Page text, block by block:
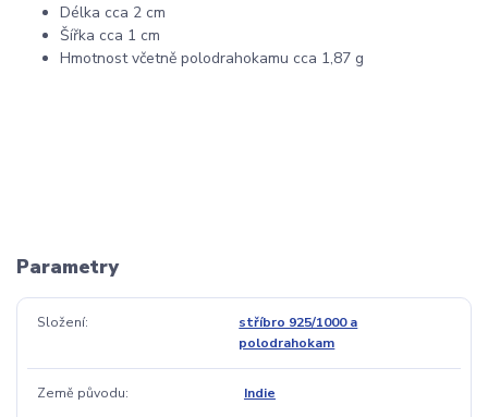
Délka cca 2 cm
Šířka cca 1 cm
Hmotnost včetně polodrahokamu cca 1,87 g
Parametry
Složení
stříbro 925/1000 a
polodrahokam
Země původu Indie